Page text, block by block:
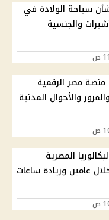
سياحة الولادة في
والجنسية
مصر الرقمية
والمرور والأحوال المدنية
المصرية
7 مواد خلال عامين وزيادة ساعات